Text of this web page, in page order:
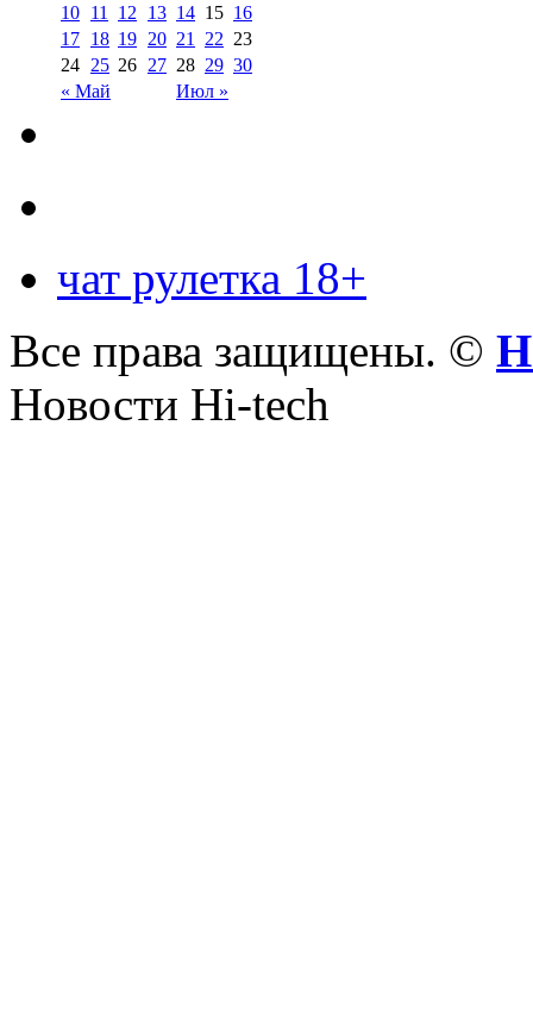
« Май Июл »
10 11 12 13 14 15 16
17 18 19 20 21 22 23
24 25 26 27 28 29 30
чат рулетка 18+
Все права защищены. ©
Новости Hi-tech